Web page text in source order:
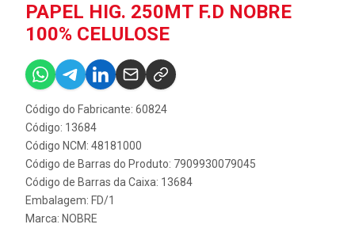
PAPEL HIG. 250MT F.D NOBRE
100% CELULOSE
Código do Fabricante: 60824
Código: 13684
Código NCM: 48181000
Código de Barras do Produto: 7909930079045
Código de Barras da Caixa: 13684
Embalagem: FD/1
Marca: NOBRE